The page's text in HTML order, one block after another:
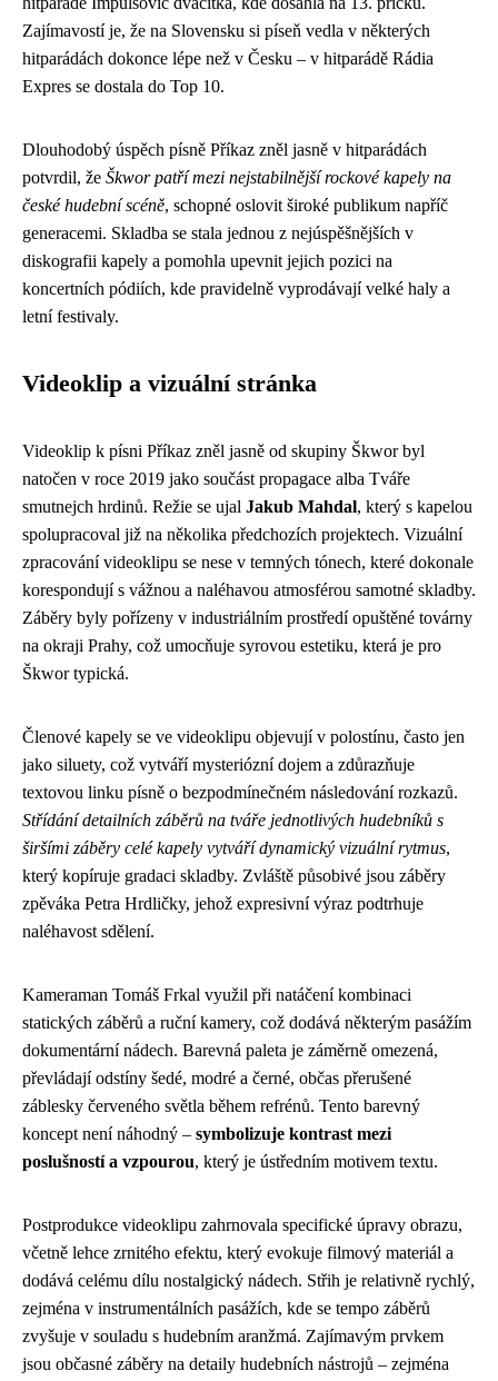
Zajímavostí je, že na Slovensku si píseň vedla v některých
hitparádách dokonce lépe než v Česku – v hitparádě Rádia
Expres se dostala do Top 10.
Dlouhodobý úspěch písně Příkaz zněl jasně v hitparádách
potvrdil, že Škwor patří mezi nejstabilnější rockové kapely na
české hudební scéně, schopné oslovit široké publikum napříč
generacemi. Skladba se stala jednou z nejúspěšnějších v
diskografii kapely a pomohla upevnit jejich pozici na
koncertních pódiích, kde pravidelně vyprodávají velké haly a
letní festivaly.
Videoklip a vizuální stránka
Videoklip k písni Příkaz zněl jasně od skupiny Škwor byl
natočen v roce 2019 jako součást propagace alba Tváře
smutnejch hrdinů. Režie se ujal Jakub Mahdal, který s kapelou
spolupracoval již na několika předchozích projektech. Vizuální
zpracování videoklipu se nese v temných tónech, které dokonale
korespondují s vážnou a naléhavou atmosférou samotné skladby.
Záběry byly pořízeny v industriálním prostředí opuštěné továrny
na okraji Prahy, což umocňuje syrovou estetiku, která je pro
Škwor typická.
Členové kapely se ve videoklipu objevují v polostínu, často jen
jako siluety, což vytváří mysteriózní dojem a zdůrazňuje
textovou linku písně o bezpodmínečném následování rozkazů.
Střídání detailních záběrů na tváře jednotlivých hudebníků s
širšími záběry celé kapely vytváří dynamický vizuální rytmus,
který kopíruje gradaci skladby. Zvláště působivé jsou záběry
zpěváka Petra Hrdličky, jehož expresivní výraz podtrhuje
naléhavost sdělení.
Kameraman Tomáš Frkal využil při natáčení kombinaci
statických záběrů a ruční kamery, což dodává některým pasážím
dokumentární nádech. Barevná paleta je záměrně omezená,
převládají odstíny šedé, modré a černé, občas přerušené
záblesky červeného světla během refrénů. Tento barevný
koncept není náhodný – symbolizuje kontrast mezi
poslušností a vzpourou, který je ústředním motivem textu.
Postprodukce videoklipu zahrnovala specifické úpravy obrazu,
včetně lehce zrnitého efektu, který evokuje filmový materiál a
dodává celému dílu nostalgický nádech. Střih je relativně rychlý,
zejména v instrumentálních pasážích, kde se tempo záběrů
zvyšuje v souladu s hudebním aranžmá. Zajímavým prvkem
jsou občasné záběry na detaily hudebních nástrojů – zejména